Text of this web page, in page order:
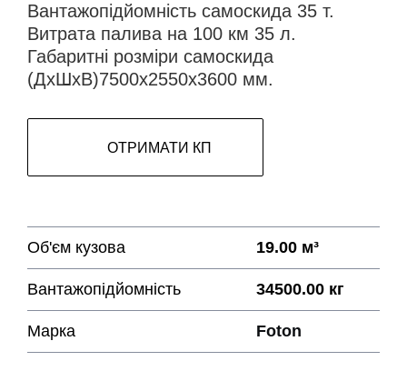
Вантажопідйомність самоскида 35 т.
Витрата палива на 100 км 35 л.
Габаритні розміри самоскида
(ДхШхВ)7500х2550х3600 мм.
ОТРИМАТИ КП
Об'єм кузова 19.00 м³
Вантажопідйомність 34500.00 кг
Марка Foton